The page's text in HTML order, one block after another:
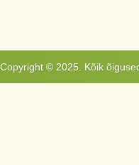
Copyright © 2025. Kõik